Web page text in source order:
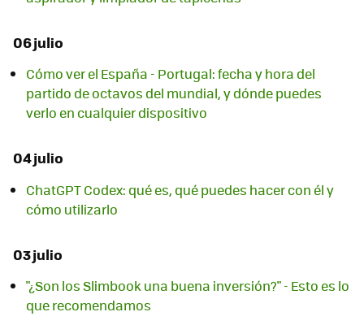
06 julio
Cómo ver el España - Portugal: fecha y hora del
partido de octavos del mundial, y dónde puedes
verlo en cualquier dispositivo
04 julio
ChatGPT Codex: qué es, qué puedes hacer con él y
cómo utilizarlo
03 julio
"¿Son los Slimbook una buena inversión?" - Esto es lo
que recomendamos